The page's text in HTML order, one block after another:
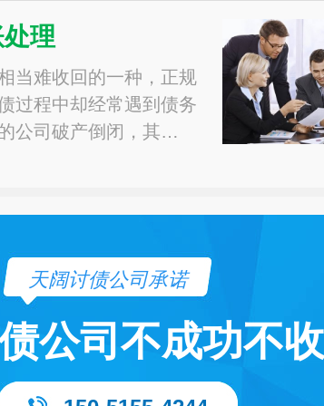
理
当难收回的一种，正规
过程中却经常遇到债务
公司破产倒闭，其…
天阔讨债公司承诺
公司不成功不